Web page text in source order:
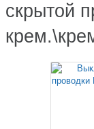
скрытой